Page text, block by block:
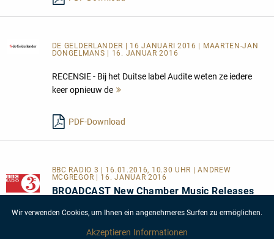
Wir verwenden Cookies, um Ihnen ein angenehmeres Surfen zu ermöglichen.
Akzeptieren Informationen
DE GELDERLANDER | 16 JANUARI 2016 | MAARTEN-JAN
DONGELMANS | 16. JANUAR 2016
RECENSIE - Bij het Duitse label Audite weten ze iedere
keer opnieuw de
PDF-Download
BBC RADIO 3 | 16.01.2016, 10.30 UHR | ANDREW
MCGREGOR | 16. JANUAR 2016
BROADCAST New Chamber Music Releases
Rebecca Frank chats to Andrew about a fascinating